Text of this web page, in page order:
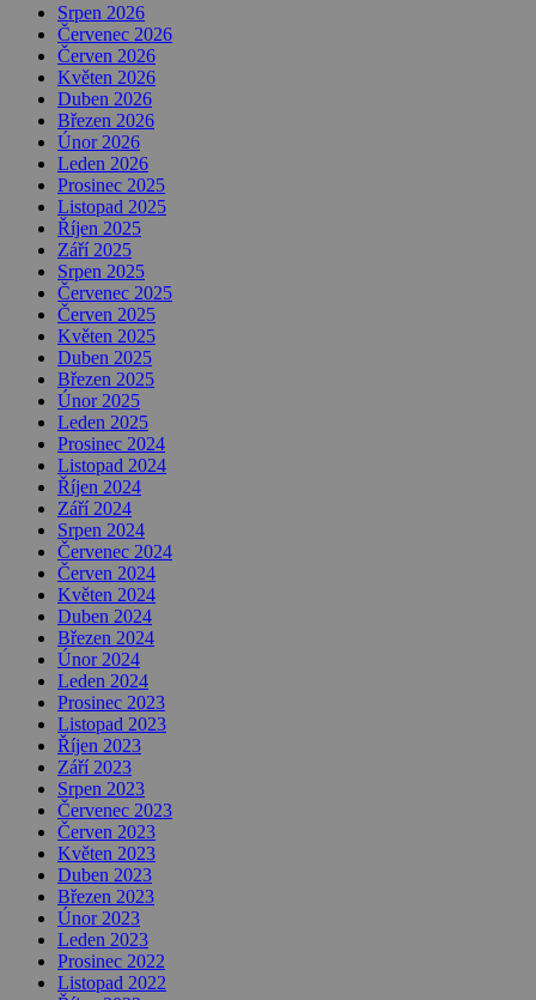
Srpen 2026
Červenec 2026
Červen 2026
Květen 2026
Duben 2026
Březen 2026
Únor 2026
Leden 2026
Prosinec 2025
Listopad 2025
Říjen 2025
Září 2025
Srpen 2025
Červenec 2025
Červen 2025
Květen 2025
Duben 2025
Březen 2025
Únor 2025
Leden 2025
Prosinec 2024
Listopad 2024
Říjen 2024
Září 2024
Srpen 2024
Červenec 2024
Červen 2024
Květen 2024
Duben 2024
Březen 2024
Únor 2024
Leden 2024
Prosinec 2023
Listopad 2023
Říjen 2023
Září 2023
Srpen 2023
Červenec 2023
Červen 2023
Květen 2023
Duben 2023
Březen 2023
Únor 2023
Leden 2023
Prosinec 2022
Listopad 2022